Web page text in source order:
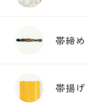
帯締め
帯揚げ